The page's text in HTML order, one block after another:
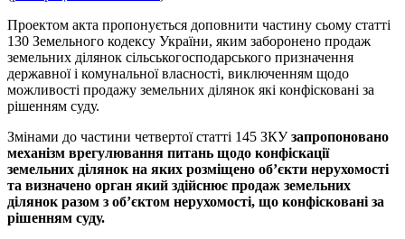
Проектом акта пропонується доповнити частину сьому статті
130 Земельного кодексу України, яким заборонено продаж
земельних ділянок сільськогосподарського призначення
державної і комунальної власності, виключенням щодо
можливості продажу земельних ділянок які конфісковані за
рішенням суду.
Змінами до частини четвертої статті 145 ЗКУзапропоновано
механізм врегулювання питань щодо конфіскації
земельних ділянок на яких розміщено об’єкти нерухомості
та визначено орган який здійснює продаж земельних
ділянок разом з об’єктом нерухомості, що конфісковані за
рішенням суду.